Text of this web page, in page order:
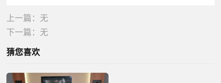
上一篇：无
下一篇：无
猜您喜欢